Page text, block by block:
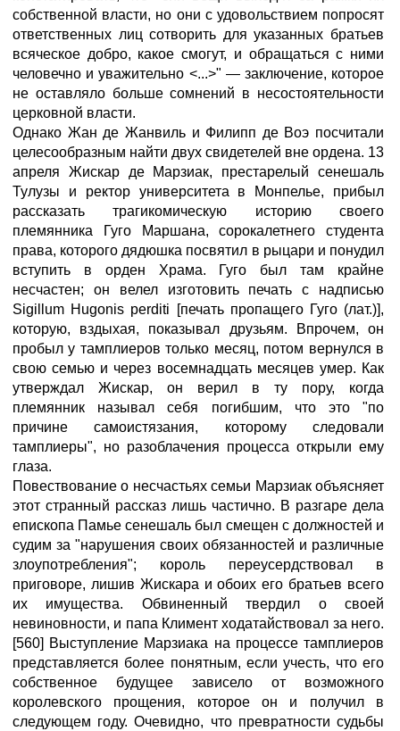
собственной власти, но они с удовольствием попросят
ответственных лиц сотворить для указанных братьев
всяческое добро, какое смогут, и обращаться с ними
человечно и уважительно <...>" — заключение, которое
не оставляло больше сомнений в несостоятельности
церковной власти.
Однако Жан де Жанвиль и Филипп де Воэ посчитали
целесообразным найти двух свидетелей вне ордена. 13
апреля Жискар де Марзиак, престарелый сенешаль
Тулузы и ректор университета в Монпелье, прибыл
рассказать трагикомическую историю своего
племянника Гуго Маршана, сорокалетнего студента
права, которого дядюшка посвятил в рыцари и понудил
вступить в орден Храма. Гуго был там крайне
несчастен; он велел изготовить печать с надписью
Sigillum Hugonis perditi [печать пропащего Гуго (лат.)],
которую, вздыхая, показывал друзьям. Впрочем, он
пробыл у тамплиеров только месяц, потом вернулся в
свою семью и через восемнадцать месяцев умер. Как
утверждал Жискар, он верил в ту пору, когда
племянник называл себя погибшим, что это "по
причине самоистязания, которому следовали
тамплиеры", но разоблачения процесса открыли ему
глаза.
Повествование о несчастьях семьи Марзиак объясняет
этот странный рассказ лишь частично. В разгаре дела
епископа Памье сенешаль был смещен с должностей и
судим за "нарушения своих обязанностей и различные
злоупотребления"; король переусердствовал в
приговоре, лишив Жискара и обоих его братьев всего
их имущества. Обвиненный твердил о своей
невиновности, и папа Климент ходатайствовал за него.
[560] Выступление Марзиака на процессе тамплиеров
представляется более понятным, если учесть, что его
собственное будущее зависело от возможного
королевского прощения, которое он и получил в
следующем году. Очевидно, что превратности судьбы